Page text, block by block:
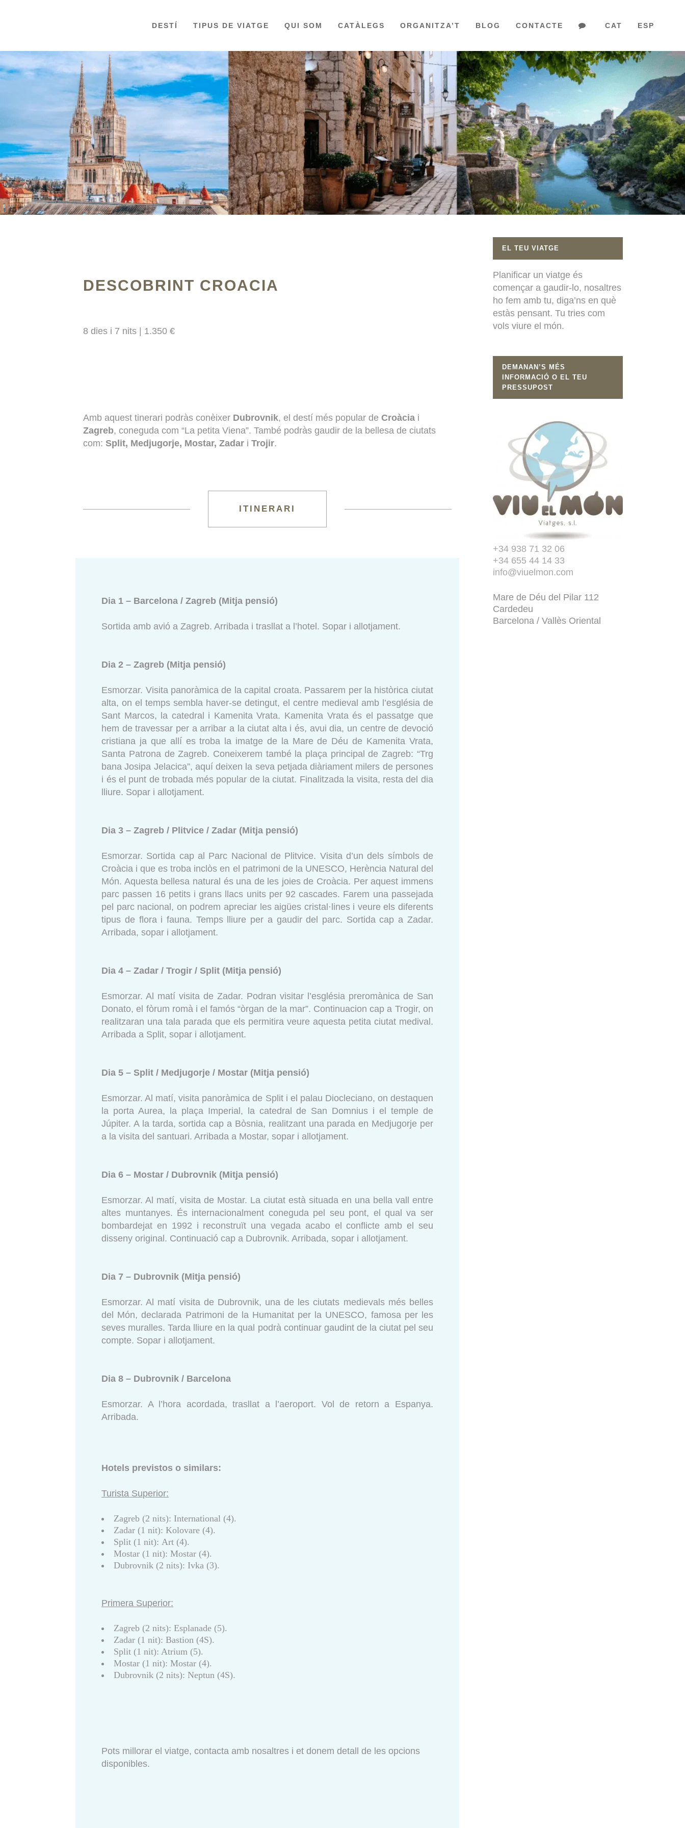
DESTÍ TIPUS DE VIATGE QUI SOM CATÀLEGS ORGANITZA’T BLOG CONTACTE CAT ESP
DESCOBRINT CROACIA
8 dies i 7 nits | 1.350 €
Amb aquest tinerari podràs conèixer Dubrovnik, el destí més popular de Croàcia i
Zagreb, coneguda com “La petita Viena”. També podràs gaudir de la bellesa de ciutats
com: Split, Medjugorje, Mostar, Zadar i Trojir.
ITINERARI
Dia 1 – Barcelona / Zagreb (Mitja pensió)
Sortida amb avió a Zagreb. Arribada i trasllat a l’hotel. Sopar i allotjament.
Dia 2 – Zagreb (Mitja pensió)
Esmorzar. Visita panoràmica de la capital croata. Passarem per la històrica ciutat
alta, on el temps sembla haver-se detingut, el centre medieval amb l’església de
Sant Marcos, la catedral i Kamenita Vrata. Kamenita Vrata és el passatge que
hem de travessar per a arribar a la ciutat alta i és, avui dia, un centre de devoció
cristiana ja que allí es troba la imatge de la Mare de Déu de Kamenita Vrata,
Santa Patrona de Zagreb. Coneixerem també la plaça principal de Zagreb: “Trg
bana Josipa Jelacica”, aquí deixen la seva petjada diàriament milers de persones
i és el punt de trobada més popular de la ciutat. Finalitzada la visita, resta del dia
lliure. Sopar i allotjament.
Dia 3 – Zagreb / Plitvice / Zadar (Mitja pensió)
Esmorzar. Sortida cap al Parc Nacional de Plitvice. Visita d’un dels símbols de
Croàcia i que es troba inclòs en el patrimoni de la UNESCO, Herència Natural del
Món. Aquesta bellesa natural és una de les joies de Croàcia. Per aquest immens
parc passen 16 petits i grans llacs units per 92 cascades. Farem una passejada
pel parc nacional, on podrem apreciar les aigües cristal·lines i veure els diferents
tipus de flora i fauna. Temps lliure per a gaudir del parc. Sortida cap a Zadar.
Arribada, sopar i allotjament.
Dia 4 – Zadar / Trogir / Split (Mitja pensió)
Esmorzar. Al matí visita de Zadar. Podran visitar l’església preromànica de San
Donato, el fòrum romà i el famós “òrgan de la mar”. Continuacion cap a Trogir, on
realitzaran una tala parada que els permitira veure aquesta petita ciutat medival.
Arribada a Split, sopar i allotjament.
Dia 5 – Split / Medjugorje / Mostar (Mitja pensió)
Esmorzar. Al matí, visita panoràmica de Split i el palau Diocleciano, on destaquen
la porta Aurea, la plaça Imperial, la catedral de San Domnius i el temple de
Júpiter. A la tarda, sortida cap a Bòsnia, realitzant una parada en Medjugorje per
a la visita del santuari. Arribada a Mostar, sopar i allotjament.
Dia 6 – Mostar / Dubrovnik (Mitja pensió)
Esmorzar. Al matí, visita de Mostar. La ciutat està situada en una bella vall entre
altes muntanyes. És internacionalment coneguda pel seu pont, el qual va ser
bombardejat en 1992 i reconstruït una vegada acabo el conflicte amb el seu
disseny original. Continuació cap a Dubrovnik. Arribada, sopar i allotjament.
Dia 7 – Dubrovnik (Mitja pensió)
Esmorzar. Al matí visita de Dubrovnik, una de les ciutats medievals més belles
del Món, declarada Patrimoni de la Humanitat per la UNESCO, famosa per les
seves muralles. Tarda lliure en la qual podrà continuar gaudint de la ciutat pel seu
compte. Sopar i allotjament.
Dia 8 – Dubrovnik / Barcelona
Esmorzar. A l’hora acordada, trasllat a l’aeroport. Vol de retorn a Espanya.
Arribada.
Hotels previstos o similars:
Turista Superior:
Zagreb (2 nits): International (4).
Zadar (1 nit): Kolovare (4).
Split (1 nit): Art (4).
Mostar (1 nit): Mostar (4).
Dubrovnik (2 nits): Ivka (3).
Primera Superior:
Zagreb (2 nits): Esplanade (5).
Zadar (1 nit): Bastion (4S).
Split (1 nit): Atrium (5).
Mostar (1 nit): Mostar (4).
Dubrovnik (2 nits): Neptun (4S).
Pots millorar el viatge, contacta amb nosaltres i et donem detall de les opcions
disponibles.
EL TEU VIATGE
Planificar un viatge és
començar a gaudir-lo, nosaltres
ho fem amb tu, diga’ns en què
estàs pensant. Tu tries com
vols viure el món.
DEMANAN’S MÉS
INFORMACIÓ O EL TEU
PRESSUPOST
+34 938 71 32 06
+34 655 44 14 33
info@viuelmon.com
Mare de Déu del Pilar 112
Cardedeu
Barcelona / Vallès Oriental